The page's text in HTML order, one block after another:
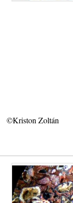
©Kriston Zoltán